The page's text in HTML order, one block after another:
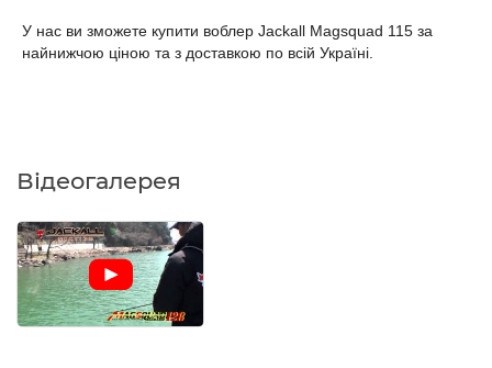
У нас ви зможете купити воблер Jackall Magsquad 115 за
найнижчою ціною та з доставкою по всій Україні.
Відеогалерея